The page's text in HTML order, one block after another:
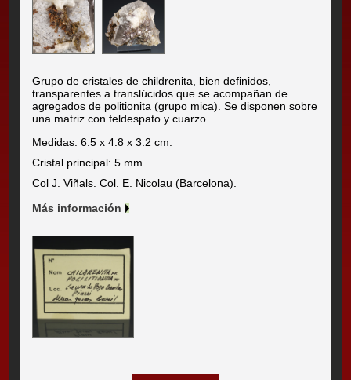
Grupo de cristales de childrenita, bien definidos,
transparentes a translúcidos que se acompañan de
agregados de politionita (grupo mica). Se disponen sobre
una matriz con feldespato y cuarzo.
Medidas: 6.5 x 4.8 x 3.2 cm.
Cristal principal: 5 mm.
Col J. Viñals. Col. E. Nicolau (Barcelona).
Más información